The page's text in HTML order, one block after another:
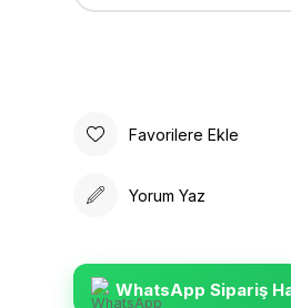
Favorilere Ekle
Yorum Yaz
WhatsApp Sipariş